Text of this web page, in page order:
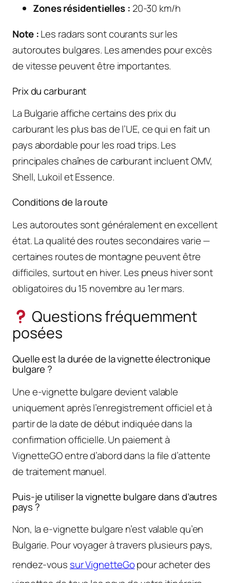
Zones résidentielles : 20-30 km/h
Note :Les radars sont courants sur les
autoroutes bulgares. Les amendes pour excès
de vitesse peuvent être importantes.
Prix du carburant
La Bulgarie affiche certains des prix du
carburant les plus bas de l’UE, ce qui en fait un
pays abordable pour les road trips. Les
principales chaînes de carburant incluent OMV,
Shell, Lukoil et Essence.
Conditions de la route
Les autoroutes sont généralement en excellent
état. La qualité des routes secondaires varie —
certaines routes de montagne peuvent être
difficiles, surtout en hiver. Les pneus hiver sont
obligatoires du 15 novembre au 1er mars.
Questions fréquemment
posées
Quelle est la durée de la vignette électronique
bulgare ?
Une e-vignette bulgare devient valable
uniquement après l’enregistrement officiel et à
partir de la date de début indiquée dans la
confirmation officielle. Un paiement à
VignetteGO entre d’abord dans la file d’attente
de traitement manuel.
Puis-je utiliser la vignette bulgare dans d’autres
pays ?
Non, la e-vignette bulgare n’est valable qu’en
Bulgarie. Pour voyager à travers plusieurs pays,
rendez-vous sur VignetteGopour acheter des